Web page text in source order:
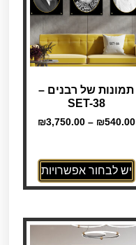
תמונות של רבנים –
SET-38
₪540.00
–
₪3,750.00
יש לבחור אפשרויות